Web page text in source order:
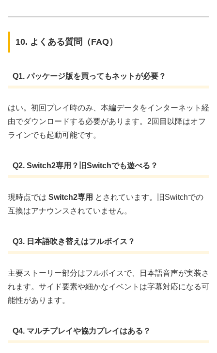
10. よくある質問（FAQ）
Q1. パッケージ版を買ってもネットが必要？
はい。初回プレイ時のみ、本編データをインターネット経
由でダウンロードする必要があります。2回目以降はオフ
ラインでも起動可能です。
Q2. Switch2専用？旧Switchでも遊べる？
現時点では Switch2専用 とされています。旧Switchでの
互換はアナウンスされていません。
Q3. 日本語吹き替えはフルボイス？
主要ストーリー部分はフルボイスで、日本語音声が実装さ
れます。サイド要素や細かなイベントは字幕対応になる可
能性があります。
Q4. マルチプレイや協力プレイはある？